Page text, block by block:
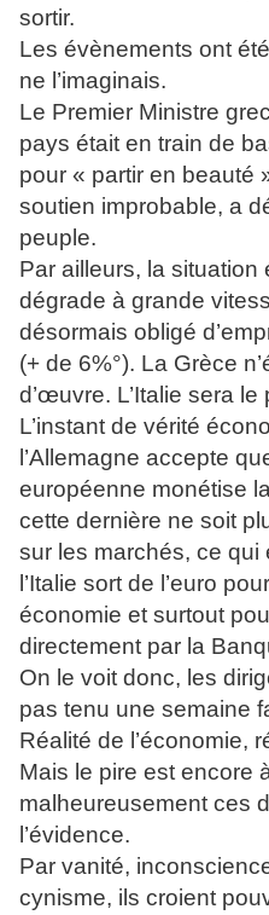
sortir.
Les évènements ont
ne l’imaginais.
Le Premier Ministre
pays était en train de
pour « partir en beauté
soutien improbable, a
peuple.
Par ailleurs, la
dégrade à grande
désormais obligé
(+ de 6%°). La Grèce
d’œuvre. L’Italie sera le
L’instant de vérité
l’Allemagne accepte
européenne monétise
cette dernière ne soit
sur les marchés, ce qui
l’Italie sort de l’euro
économie et surtout
directement par la
On le voit donc, les
pas tenu une semaine
Réalité de l’économie,
Mais le pire est encore
malheureusement ces
l’évidence.
Par vanité,
cynisme, ils croient